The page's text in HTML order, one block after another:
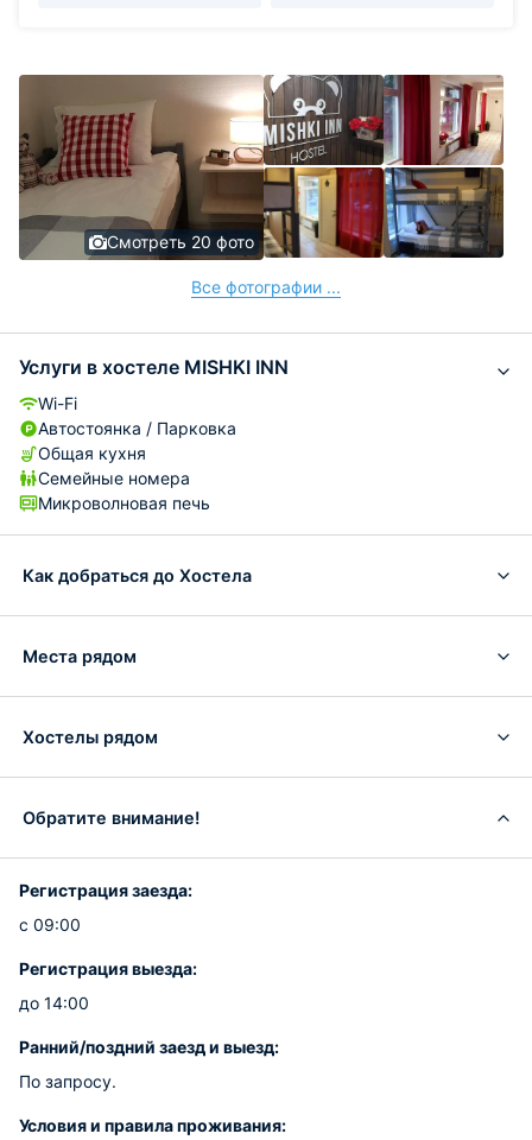
Смотреть 20 фото
Все фотографии ...
Услуги в хостеле MISHKI INN
Wi-Fi
Автостоянка / Парковка
Общая кухня
Семейные номера
Микроволновая печь
Как добраться до Хостела
Места рядом
Хостелы рядом
Обратите внимание!
Регистрация заезда:
с 09:00
Регистрация выезда:
до 14:00
Ранний/поздний заезд и выезд:
По запросу.
Условия и правила проживания: